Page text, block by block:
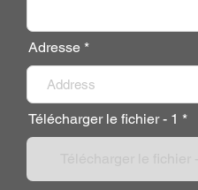
Adresse
Télécharger le fichier - 1